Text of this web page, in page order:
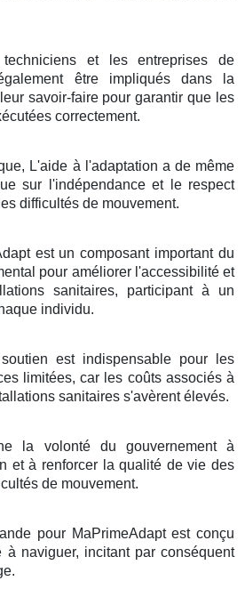
et les entreprises de
être impliqués dans la
savoir-faire pour garantir que les
correctement.
L'aide à l'adaptation a de même
sur l'indépendance et le respect
difficultés de mouvement.
est un composant important du
pour améliorer l'accessibilité et
sanitaires, participant à un
individu.
est indispensable pour les
limitées, car les coûts associés à
sanitaires s'avèrent élevés.
la volonté du gouvernement à
et à renforcer la qualité de vie des
de mouvement.
pour MaPrimeAdapt est conçu
naviguer, incitant par conséquent